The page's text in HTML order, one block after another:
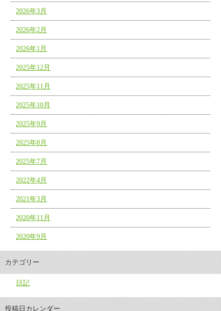
2026年3月
2026年2月
2026年1月
2025年12月
2025年11月
2025年10月
2025年9月
2025年8月
2025年7月
2022年4月
2021年3月
2020年11月
2020年9月
カテゴリー
日記
投稿日カレンダー